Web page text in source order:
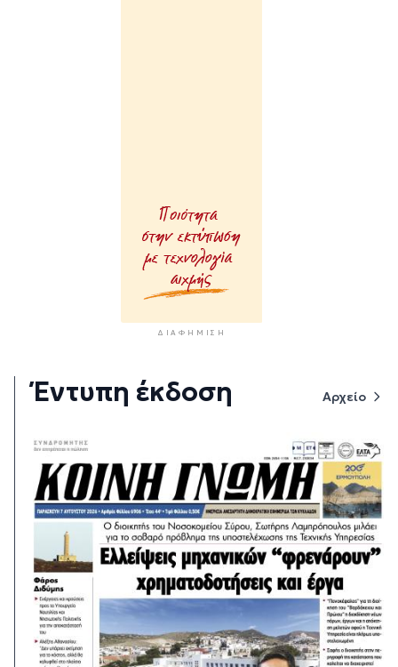
ΔΙΑΦΉΜΙΣΗ
Έντυπη έκδοση Αρχείο